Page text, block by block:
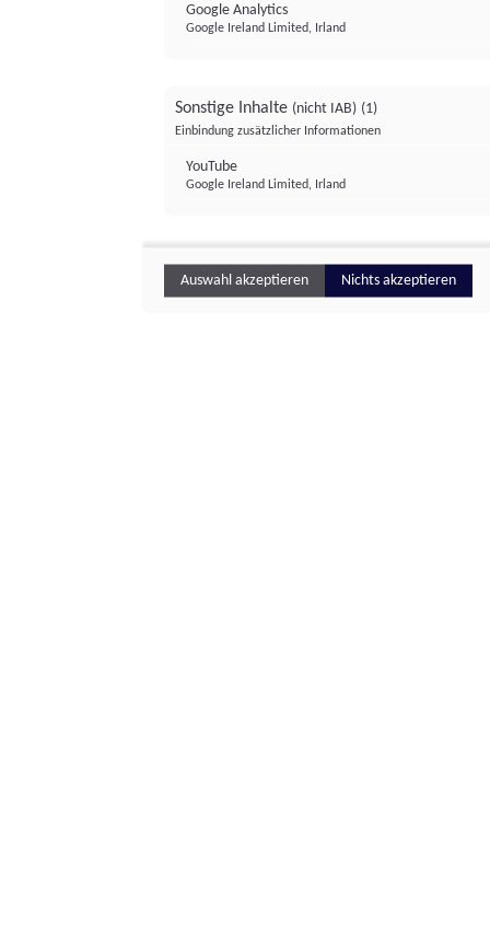
Google Analytics
Google Ireland Limited, Irland
Sonstige Inhalte (nicht IAB) (1)
Einbindung zusätzlicher Informationen
YouTube
Google Ireland Limited, Irland
Auswahl akzeptieren Nichts akzeptieren